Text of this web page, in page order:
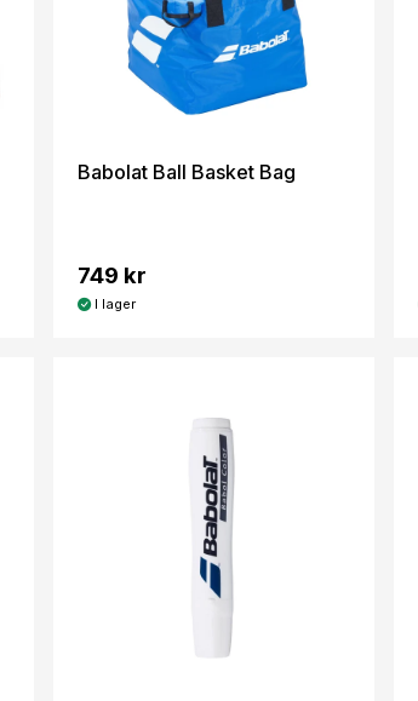
Babolat Ball Basket Bag
749 kr
I lager